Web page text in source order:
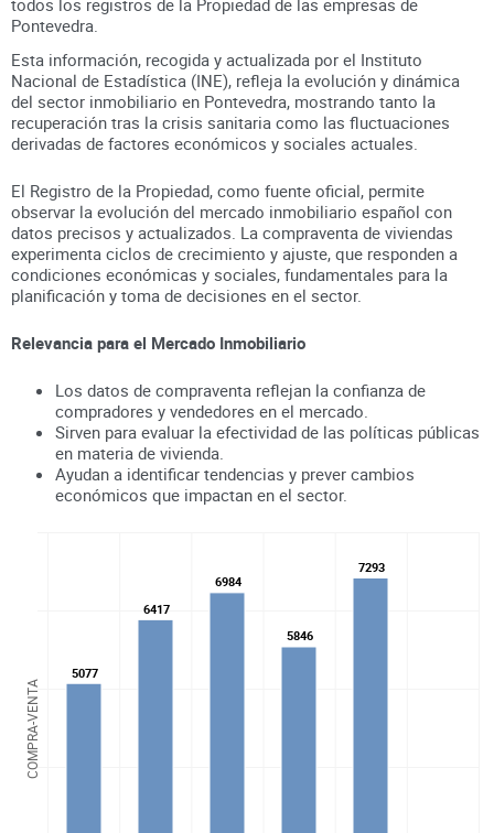
Pontevedra
Esta información, recogida y actualizada por el Instituto
Nacional de Estadística (INE), refleja la evolución y dinámica
del sector inmobiliario en Pontevedra, mostrando tanto la
recuperación tras la crisis sanitaria como las fluctuaciones
derivadas de factores económicos y sociales actuales.
El Registro de la Propiedad, como fuente oficial, permite
observar la evolución del mercado inmobiliario español con
datos precisos y actualizados. La compraventa de viviendas
experimenta ciclos de crecimiento y ajuste, que responden a
condiciones económicas y sociales, fundamentales para la
planificación y toma de decisiones en el sector.
Relevancia para el Mercado Inmobiliario
Los datos de compraventa reflejan la confianza de
compradores y vendedores en el mercado.
Sirven para evaluar la efectividad de las políticas públicas
en materia de vivienda.
Ayudan a identificar tendencias y prever cambios
económicos que impactan en el sector.
COMPRA-VENTA
5077
5077
6417
6417
6984
6984
5846
5846
7293
7293